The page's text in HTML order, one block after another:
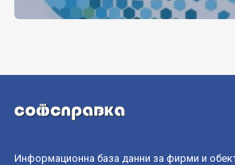
Информационна база данни за фирми и